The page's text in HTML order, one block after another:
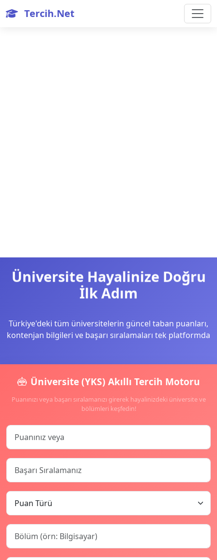
Tercih.Net
Üniversite Hayalinize Doğru
İlk Adım
Türkiye'deki tüm üniversitelerin güncel taban puanları,
kontenjan bilgileri ve başarı sıralamaları tek platformda
Üniversite (YKS) Akıllı Tercih Motoru
Puanınızı veya başarı sıralamanızı girerek hayalinizdeki üniversite ve
bölümleri keşfedin!